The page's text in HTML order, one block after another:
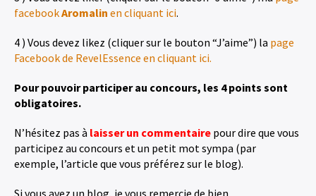
facebookAromalin en cliquant ici.
4 ) Vous devez likez (cliquer sur le bouton “J’aime”) la page
Facebook de RevelEssence en cliquant ici.
Pour pouvoir participer au concours, les 4 points sont
obligatoires.
N’hésitez pas à laisser un commentaire pour dire que vous
participez au concours et un petit mot sympa (par
exemple, l’article que vous préférez sur le blog).
Si vous avez un blog, je vous remercie de bien